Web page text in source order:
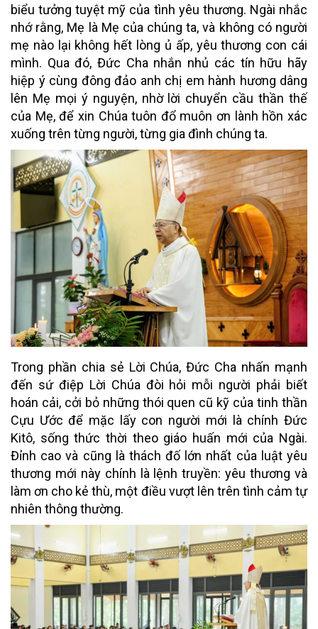
biểu tưởng tuyệt mỹ của tình yêu thương. Ngài nhắc
nhớ rằng, Mẹ là Mẹ của chúng ta, và không có người
mẹ nào lại không hết lòng ủ ấp, yêu thương con cái
mình. Qua đó, Đức Cha nhắn nhủ các tín hữu hãy
hiệp ý cùng đông đảo anh chị em hành hương dâng
lên Mẹ mọi ý nguyện, nhờ lời chuyển cầu thần thế
của Mẹ, để xin Chúa tuôn đổ muôn ơn lành hồn xác
xuống trên từng người, từng gia đình chúng ta.
Trong phần chia sẻ Lời Chúa, Đức Cha nhấn mạnh
đến sứ điệp Lời Chúa đòi hỏi mỗi người phải biết
hoán cải, cởi bỏ những thói quen cũ kỹ của tinh thần
Cựu Ước để mặc lấy con người mới là chính Đức
Kitô, sống thức thời theo giáo huấn mới của Ngài.
Đỉnh cao và cũng là thách đố lớn nhất của luật yêu
thương mới này chính là lệnh truyền: yêu thương và
làm ơn cho kẻ thù, một điều vượt lên trên tình cảm tự
nhiên thông thường.